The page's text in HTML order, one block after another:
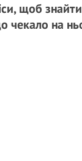
щоб знайти
чекало на